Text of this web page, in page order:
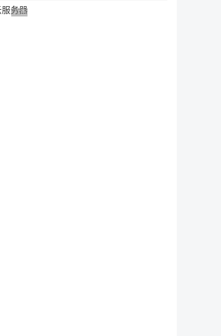
广告 商业广告，理性选择